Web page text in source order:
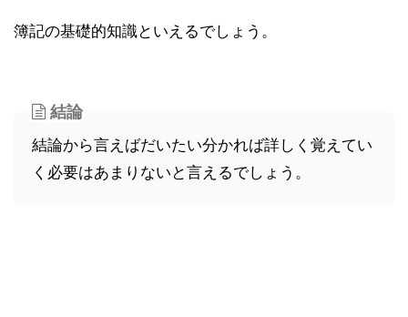
簿記の基礎的知識といえるでしょう。
結論
結論から言えばだいたい分かれば詳しく覚えてい
く必要はあまりないと言えるでしょう。